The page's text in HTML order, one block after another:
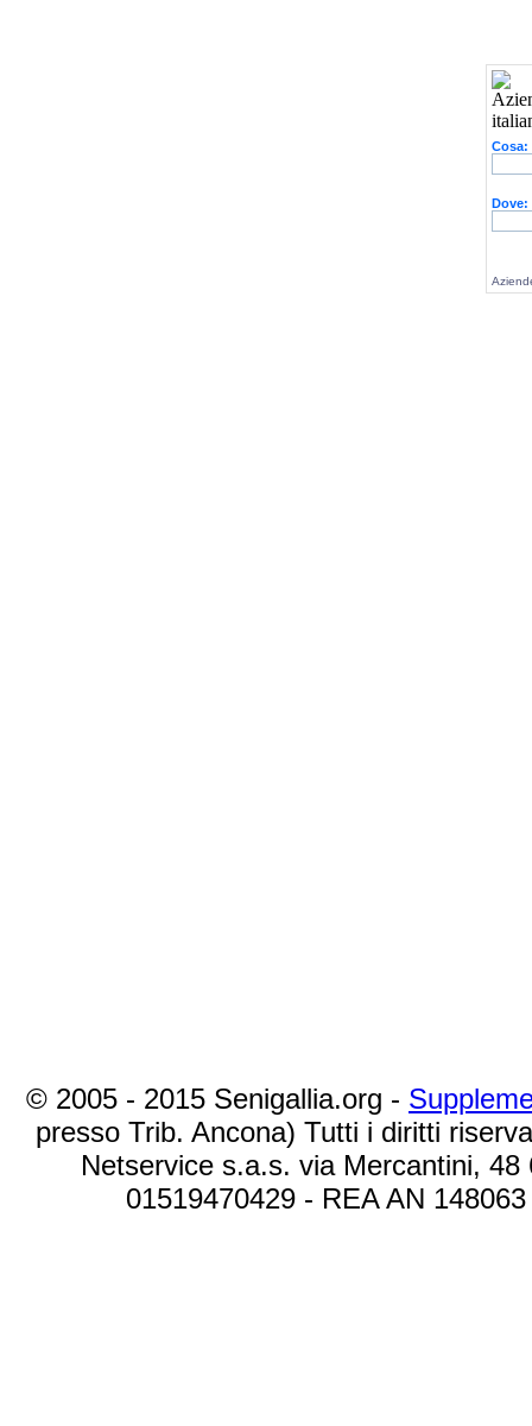
Cosa:
Dove:
© 2005 - 2015 Senigallia.org -
presso Trib. Ancona) Tutti i diritti
Netservice s.a.s. via Mercantini,
01519470429 - REA AN